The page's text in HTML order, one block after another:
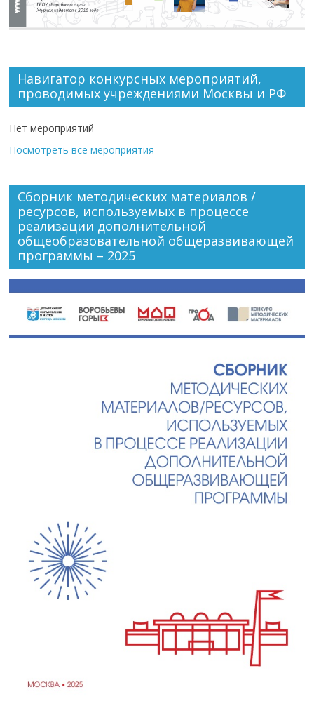
Навигатор конкурсных мероприятий,
проводимых учреждениями Москвы и РФ
Нет мероприятий
Посмотреть все мероприятия
Сборник методических материалов /
ресурсов, используемых в процессе
реализации дополнительной
общеобразовательной общеразвивающей
программы – 2025